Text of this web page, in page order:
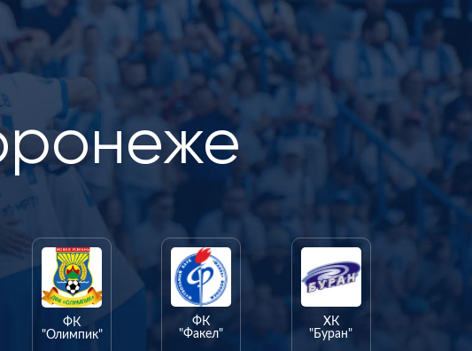
ФК
"Олимпик"
ФК
"Факел"
ХК
"Буран"